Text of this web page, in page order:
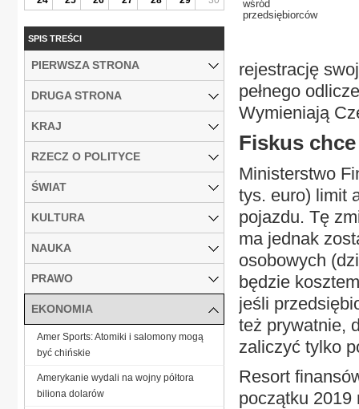
wśród
przedsiębiorców
rejestrację
pełnego
Wymieniają
Fiskus
Ministerstwo
tys. euro) limit
pojazdu. Tę
ma jednak
osobowych
będzie
jeśli
też prywatnie,
zaliczyć tylko
Resort
początku 2019
SPIS TREŚCI
PIERWSZA STRONA
DRUGA STRONA
KRAJ
RZECZ O POLITYCE
ŚWIAT
KULTURA
NAUKA
PRAWO
EKONOMIA
Amer Sports: Atomiki i salomony mogą
być chińskie
Amerykanie wydali na wojny półtora
biliona dolarów